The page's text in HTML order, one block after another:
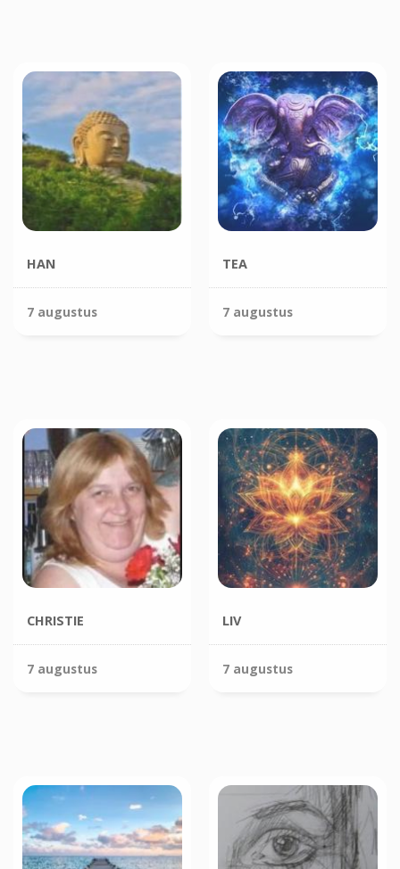
HAN
7 augustus
TEA
7 augustus
CHRISTIE
7 augustus
LIV
7 augustus